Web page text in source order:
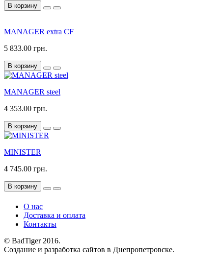
В корзину
MANAGER extra CF
5 833.00 грн.
В корзину
MANAGER steel
4 353.00 грн.
В корзину
MINISTER
4 745.00 грн.
В корзину
О нас
Доставка и оплата
Контакты
© BadTiger 2016.
Создание и разработка сайтов в Днепропетровске.